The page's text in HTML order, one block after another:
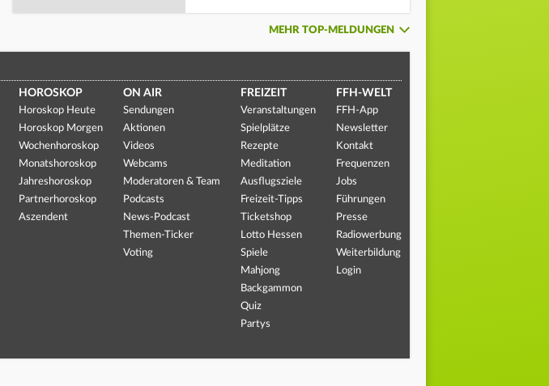
MEHR TOP-MELDUNGEN
HOROSKOP
Horoskop Heute
Horoskop Morgen
Wochenhoroskop
Monatshoroskop
Jahreshoroskop
Partnerhoroskop
Aszendent
ON AIR
Sendungen
Aktionen
Videos
Webcams
Moderatoren & Team
Podcasts
News-Podcast
Themen-Ticker
Voting
FREIZEIT
Veranstaltungen
Spielplätze
Rezepte
Meditation
Ausflugsziele
Freizeit-Tipps
Ticketshop
Lotto Hessen
Spiele
Mahjong
Backgammon
Quiz
Partys
FFH-WELT
FFH-App
Newsletter
Kontakt
Frequenzen
Jobs
Führungen
Presse
Radiowerbung
Weiterbildung
Login